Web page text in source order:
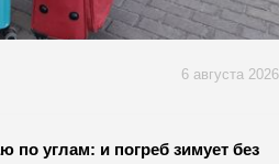
6 августа 2026
по углам: и погреб зимует без